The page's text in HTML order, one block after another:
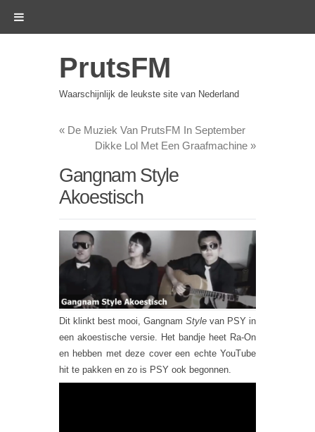
PrutsFM
Waarschijnlijk de leukste site van Nederland
« De Muziek Van PrutsFM In September
Dikke Lol Met Een Graafmachine »
Gangnam Style
Akoestisch
Dit klinkt best mooi, Gangnam Style van PSY in
een akoestische versie. Het bandje heet Ra-On
en hebben met deze cover een echte YouTube
hit te pakken en zo is PSY ook begonnen.